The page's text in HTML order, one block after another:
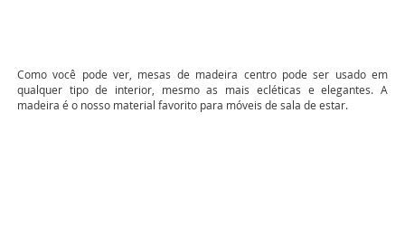
Como você pode ver, mesas de madeira centro pode ser usado em
qualquer tipo de interior, mesmo as mais ecléticas e elegantes. A
madeira é o nosso material favorito para móveis de sala de estar.